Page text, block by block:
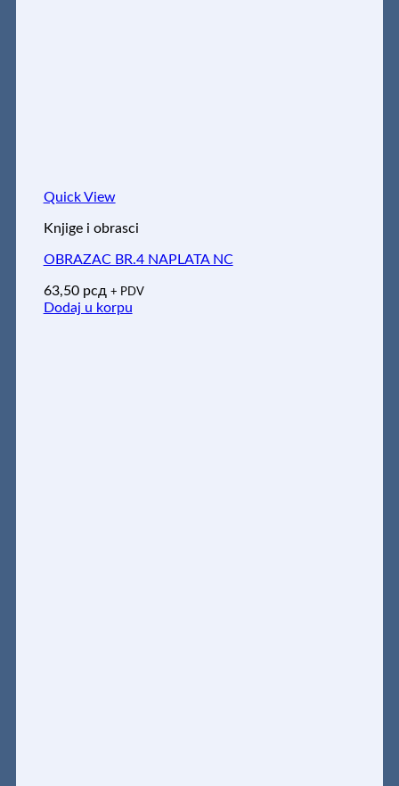
Quick View
Knjige i obrasci
OBRAZAC BR.4 NAPLATA NC
63,50 рсд + PDV
Dodaj u korpu